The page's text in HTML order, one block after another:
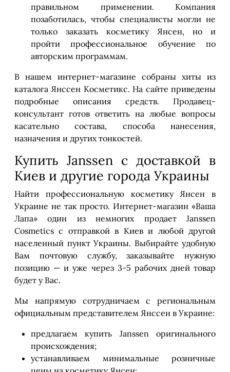
правильном применении. Компания
позаботилась, чтобы специалисты могли не
только заказать косметику Янсен, но и
пройти профессиональное обучение по
авторским программам.
В нашем интернет-магазине собраны хиты из
каталога Янссен Косметикс. На сайте приведены
подробные описания средств. Продавец-
консультант готов ответить на любые вопросы
касательно состава, способа нанесения,
назначения и других тонкостей.
Купить Janssen с доставкой в
Киев и другие города Украины
Найти профессиональную косметику Янсен в
Украине не так просто. Интернет-магазин «Ваша
Лапа» один из немногих продает Janssen
Cosmetics с отправкой в Киев и любой другой
населенный пункт Украины. Выбирайте удобную
Вам почтовую службу, заказывайте нужную
позицию — и уже через 3-5 рабочих дней товар
будет у Вас.
Мы напрямую сотрудничаем с региональным
официальным представителем Янссен в Украине:
предлагаем купить Janssen оригинального
происхождения;
устанавливаем минимальные розничные